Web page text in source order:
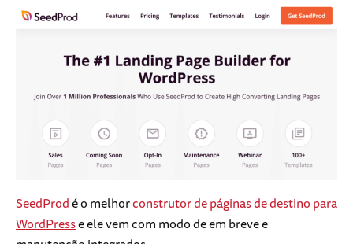
SeedProdé o melhorconstrutor de páginas de destino para
WordPresse ele vem com modo de em breve e